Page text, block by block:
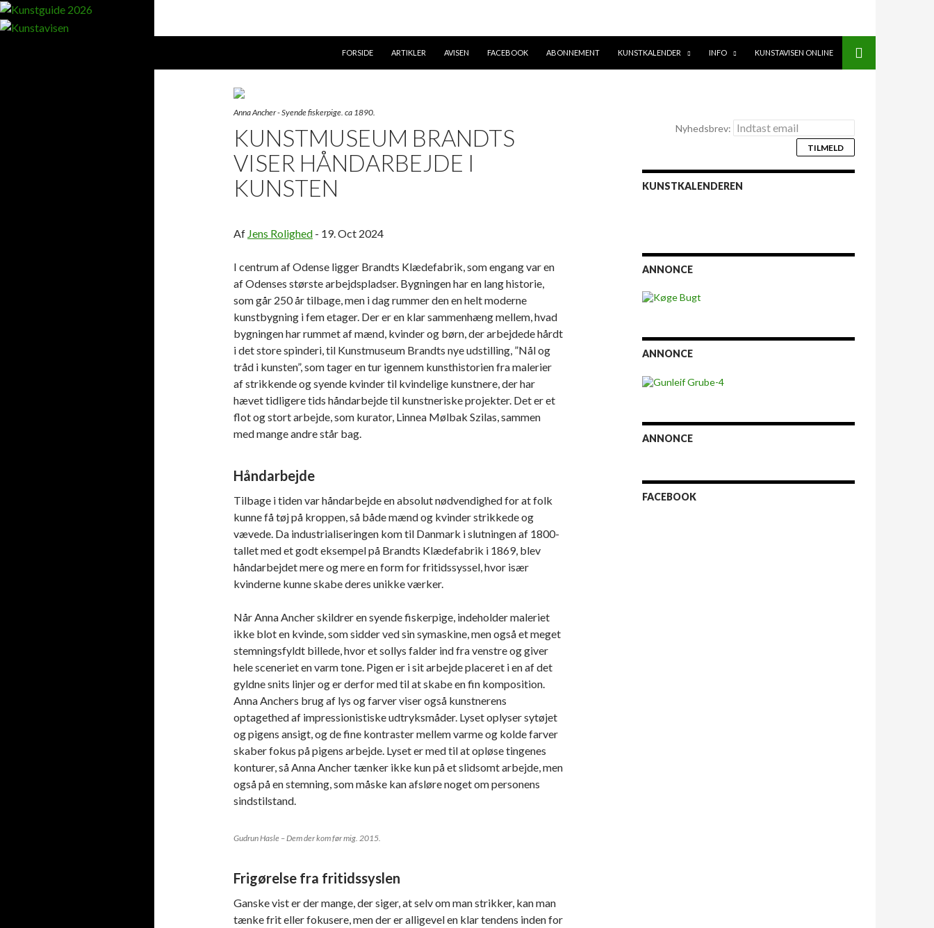
FORSIDE
ARTIKLER AVISEN FACEBOOK ABONNEMENT KUNSTKALENDER INFO KUNSTAVISEN ONLINE
Anna Ancher - Syende fiskerpige. ca 1890.
KUNSTMUSEUM BRANDTS
VISER HÅNDARBEJDE I
KUNSTEN
Af Jens Rolighed - 19. Oct 2024
I centrum af Odense ligger Brandts Klædefabrik, som engang var en
af Odenses største arbejdspladser. Bygningen har en lang historie,
som går 250 år tilbage, men i dag rummer den en helt moderne
kunstbygning i fem etager. Der er en klar sammenhæng mellem, hvad
bygningen har rummet af mænd, kvinder og børn, der arbejdede hårdt
i det store spinderi, til Kunstmuseum Brandts nye udstilling, ”Nål og
tråd i kunsten”, som tager en tur igennem kunsthistorien fra malerier
af strikkende og syende kvinder til kvindelige kunstnere, der har
hævet tidligere tids håndarbejde til kunstneriske projekter. Det er et
flot og stort arbejde, som kurator, Linnea Mølbak Szilas, sammen
med mange andre står bag.
Håndarbejde
Tilbage i tiden var håndarbejde en absolut nødvendighed for at folk
kunne få tøj på kroppen, så både mænd og kvinder strikkede og
vævede. Da industrialiseringen kom til Danmark i slutningen af 1800-
tallet med et godt eksempel på Brandts Klædefabrik i 1869, blev
håndarbejdet mere og mere en form for fritidssyssel, hvor især
kvinderne kunne skabe deres unikke værker.
Når Anna Ancher skildrer en syende fiskerpige, indeholder maleriet
ikke blot en kvinde, som sidder ved sin symaskine, men også et meget
stemningsfyldt billede, hvor et sollys falder ind fra venstre og giver
hele sceneriet en varm tone. Pigen er i sit arbejde placeret i en af det
gyldne snits linjer og er derfor med til at skabe en fin komposition.
Anna Anchers brug af lys og farver viser også kunstnerens
optagethed af impressionistiske udtryksmåder. Lyset oplyser sytøjet
og pigens ansigt, og de fine kontraster mellem varme og kolde farver
skaber fokus på pigens arbejde. Lyset er med til at opløse tingenes
konturer, så Anna Ancher tænker ikke kun på et slidsomt arbejde, men
også på en stemning, som måske kan afsløre noget om personens
sindstilstand.
Gudrun Hasle – Dem der kom før mig. 2015.
Frigørelse fra fritidssyslen
Ganske vist er der mange, der siger, at selv om man strikker, kan man
tænke frit eller fokusere, men der er alligevel en klar tendens inden for
Nyhedsbrev:
KUNSTKALENDEREN
ANNONCE
ANNONCE
ANNONCE
FACEBOOK